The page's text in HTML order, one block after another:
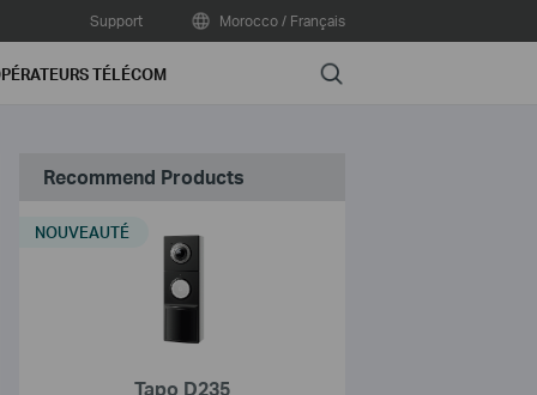
Support Morocco / Français
TÉLÉCOM Search
Recommend Products
Tapo D235
NOUVEAUTÉ